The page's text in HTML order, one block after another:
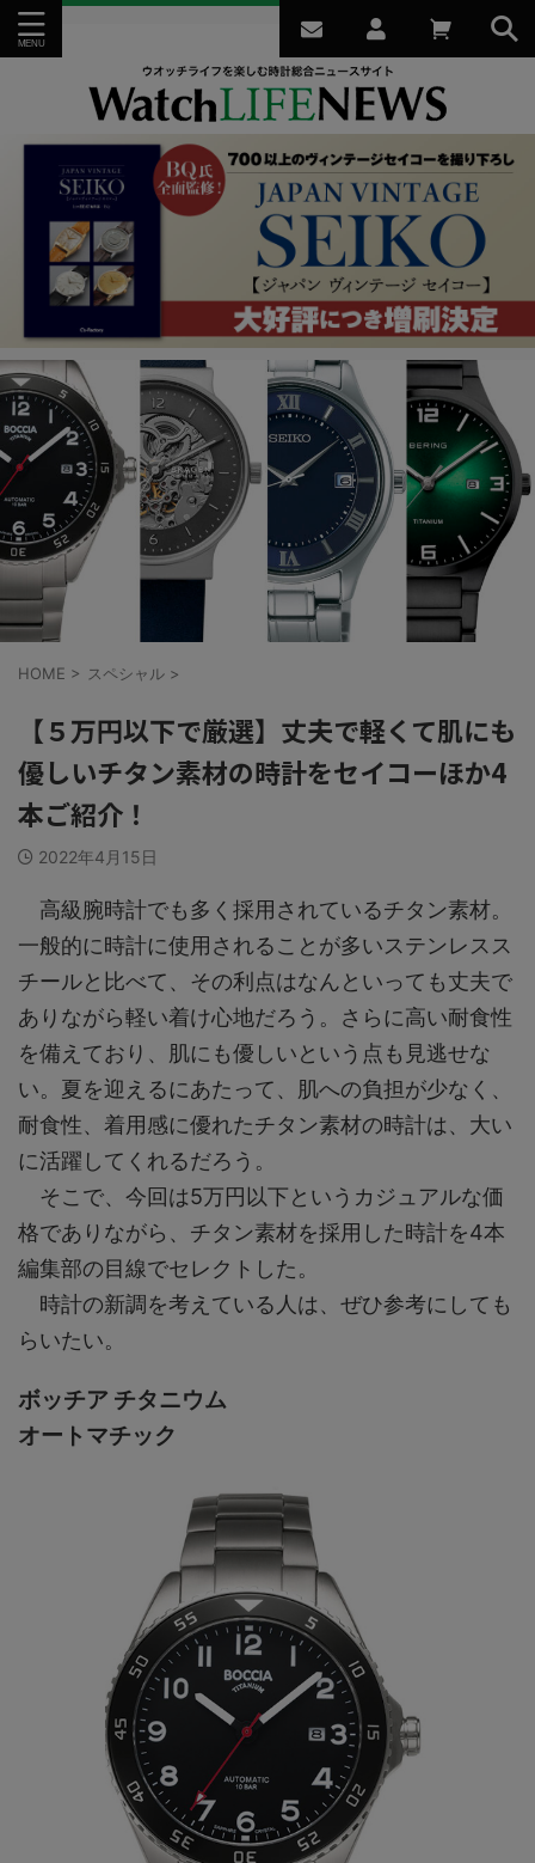
HOME > スペシャル >
【５万円以下で厳選】丈夫で軽くて肌にも
優しいチタン素材の時計をセイコーほか4
本ご紹介！
2022年4月15日
高級腕時計でも多く採用されているチタン素材。
一般的に時計に使用されることが多いステンレスス
チールと比べて、その利点はなんといっても丈夫で
ありながら軽い着け心地だろう。さらに高い耐食性
を備えており、肌にも優しいという点も見逃せな
い。夏を迎えるにあたって、肌への負担が少なく、
耐食性、着用感に優れたチタン素材の時計は、大い
に活躍してくれるだろう。
そこで、今回は5万円以下というカジュアルな価
格でありながら、チタン素材を採用した時計を4本
編集部の目線でセレクトした。
時計の新調を考えている人は、ぜひ参考にしても
らいたい。
ボッチア チタニウム
オートマチック